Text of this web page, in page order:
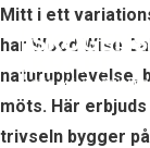
Mitt i ett
har Wood Wise
naturupplevelse,
möts. Här
trivseln bygger